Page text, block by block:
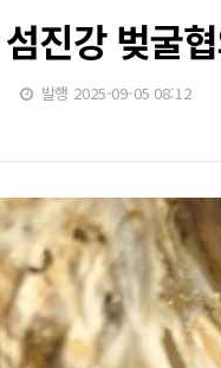
진강 벚굴
발행 2025-09-05 08:12